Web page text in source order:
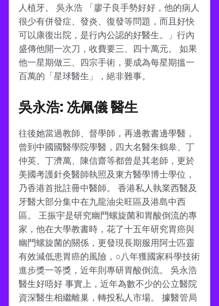
人植牙。 吳永浩 「廖子良手勢好好，他的病人
很少有併發症、發炎、復發等問題，而且好快
可以康復出院，是行內公認的好醫生。」行內
盛傳他開一次刀，收費要三、四十萬元。 如果
他一星期做三、四宗手術，要成為每星期搵一
百萬的「星球醫生」，絕非難事。
吳永浩: 冼佩儀 醫生
往後她當過教師、督學師，再邊教書邊學醫，
曾到中國國醫學院學醫，四大名醫朱鶴皋、丁
仲英、丁濟萬、陳信齋等都曾是其老師，更於
美國考護針灸醫師執照及東方醫學博士學位，
乃香港首批註冊中醫師。 香港私人執業西醫及
牙醫大部分集中在九龍油尖旺區及港島中西
區。 王振宇是研究幽門螺旋菌和胃酸倒流的專
家，他在大學教書時，花了十五年研究胃癌與
幽門螺旋菌的關係，更發現長期服用阿士匹靈
有效減低患胃癌的風險，○八年獲國家科學技術
進步獎一等獎，近年則專研胃酸倒流。 吳永浩
醫生好唔好 事實上，近年為數不少的公立醫院
資深醫生相繼離巢，轉投私人市場。 據醫管局